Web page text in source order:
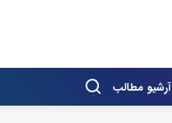
آرشیو مطالب